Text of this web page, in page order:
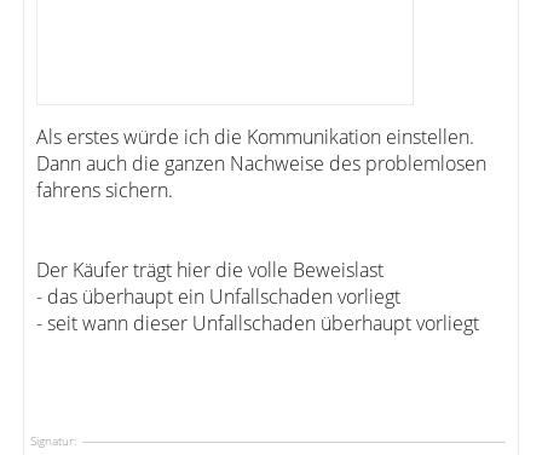
Als erstes würde ich die Kommunikation einstellen.
Dann auch die ganzen Nachweise des problemlosen
fahrens sichern.
Der Käufer trägt hier die volle Beweislast
- das überhaupt ein Unfallschaden vorliegt
- seit wann dieser Unfallschaden überhaupt vorliegt
Signatur: